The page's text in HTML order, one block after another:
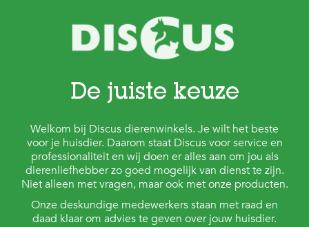
De juiste keuze
Welkom bij Discus dierenwinkels. Je wilt het beste
voor je huisdier. Daarom staat Discus voor service en
professionaliteit en wij doen er alles aan om jou als
dierenliefhebber zo goed mogelijk van dienst te zijn.
Niet alleen met vragen, maar ook met onze producten.
Onze deskundige medewerkers staan met raad en
daad klaar om advies te geven over jouw huisdier.